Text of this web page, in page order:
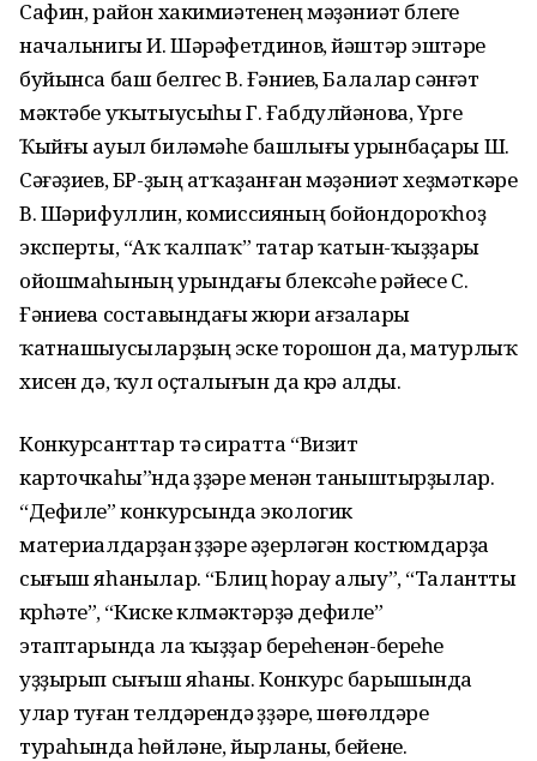
Сафин, район хакимиәтенең мәҙәниәт бүлеге
начальнигы И. Шәрәфетдинов, йәштәр эштәре
буйынса баш белгес В. Ғәниев, Балалар сәнғәт
мәктәбе уҡытыусыһы Г. Ғабдулйәнова, Үрге
Ҡыйғы ауыл биләмәһе башлығы урынбаҫары Ш.
Сәғәҙиев, БР-ҙың атҡаҙанған мәҙәниәт хеҙмәткәре
В. Шәрифуллин, комиссияның бойондороҡһоҙ
эксперты, “Аҡ ҡалпаҡ” татар ҡатын-ҡыҙҙары
ойошмаһының урындағы бүлексәһе рәйесе С.
Ғәниева составындағы жюри ағзалары
ҡатнашыусыларҙың эске торошон да, матурлыҡ
хисен дә, ҡул оҫталығын да күрә алды.
Конкурсанттар тәү сиратта “Визит
карточкаһы”нда үҙҙәре менән таныштырҙылар.
“Дефиле” конкурсында экологик
материалдарҙан үҙҙәре әҙерләгән костюмдарҙа
сығыш яһанылар. “Блиц һорау алыу”, “Талантты
күрһәтеү”, “Киске күлмәктәрҙә дефиле”
этаптарында ла ҡыҙҙар береһенән-береһе
уҙҙырып сығыш яһаны. Конкурс барышында
улар туған телдәрендә үҙҙәре, шөғөлдәре
тураһында һөйләне, йырланы, бейене.